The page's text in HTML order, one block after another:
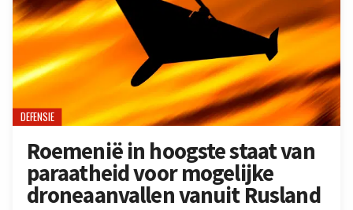
DEFENSIE
Roemenië in hoogste staat van
paraatheid voor mogelijke
droneaanvallen vanuit Rusland